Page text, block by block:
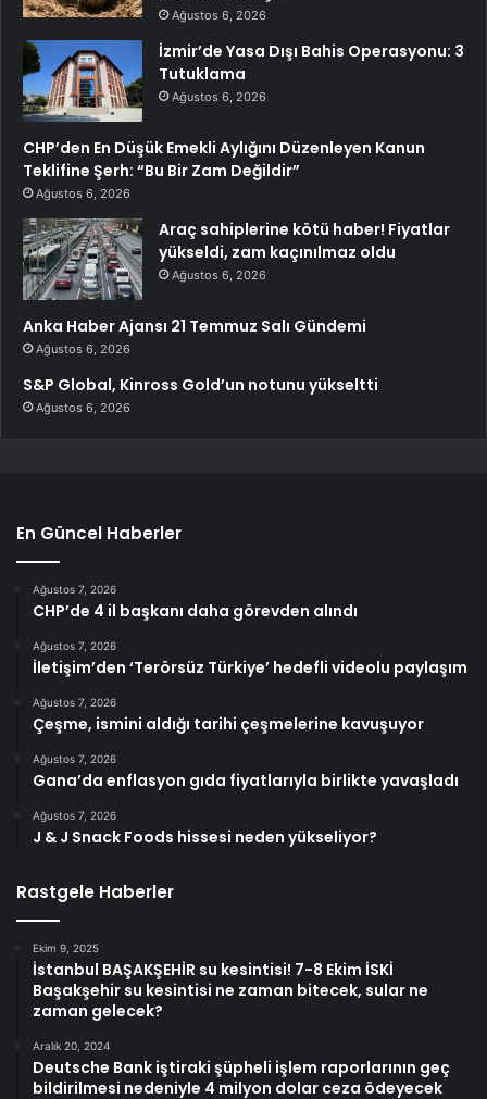
Ağustos 6, 2026
İzmir’de Yasa Dışı Bahis Operasyonu: 3
Tutuklama
Ağustos 6, 2026
CHP’den En Düşük Emekli Aylığını Düzenleyen Kanun
Teklifine Şerh: “Bu Bir Zam Değildir”
Ağustos 6, 2026
Araç sahiplerine kötü haber! Fiyatlar
yükseldi, zam kaçınılmaz oldu
Ağustos 6, 2026
Anka Haber Ajansı 21 Temmuz Salı Gündemi
Ağustos 6, 2026
S&P Global, Kinross Gold’un notunu yükseltti
Ağustos 6, 2026
En Güncel Haberler
Ağustos 7, 2026
CHP’de 4 il başkanı daha görevden alındı
Ağustos 7, 2026
İletişim’den ‘Terörsüz Türkiye’ hedefli videolu paylaşım
Ağustos 7, 2026
Çeşme, ismini aldığı tarihi çeşmelerine kavuşuyor
Ağustos 7, 2026
Gana’da enflasyon gıda fiyatlarıyla birlikte yavaşladı
Ağustos 7, 2026
J & J Snack Foods hissesi neden yükseliyor?
Rastgele Haberler
Ekim 9, 2025
İstanbul BAŞAKŞEHİR su kesintisi! 7-8 Ekim İSKİ
Başakşehir su kesintisi ne zaman bitecek, sular ne
zaman gelecek?
Aralık 20, 2024
Deutsche Bank iştiraki şüpheli işlem raporlarının geç
bildirilmesi nedeniyle 4 milyon dolar ceza ödeyecek